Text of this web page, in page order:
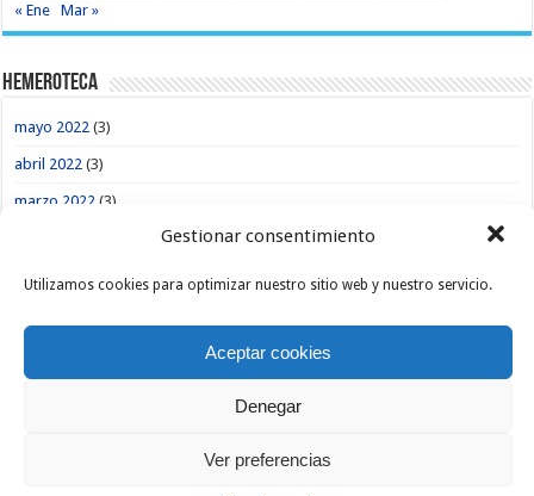
Gestionar consentimiento
Utilizamos cookies para optimizar nuestro sitio web y nuestro servicio.
Aceptar cookies
Denegar
Ver preferencias
« Ene
Mar »
Hemeroteca
mayo 2022 (3)
abril 2022 (3)
marzo 2022 (3)
enero 2022